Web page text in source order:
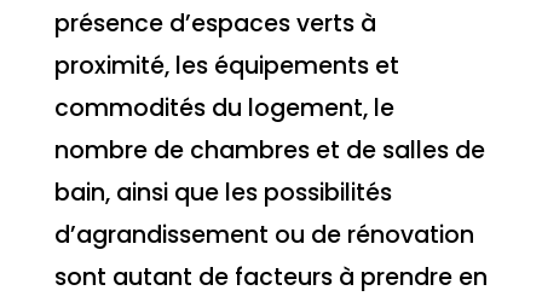
présence d’espaces verts à
proximité, les équipements et
commodités du logement, le
nombre de chambres et de salles de
bain, ainsi que les possibilités
d’agrandissement ou de rénovation
sont autant de facteurs à prendre en